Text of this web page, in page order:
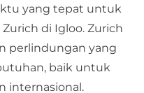
yang tepat untuk
di Igloo. Zurich
perlindungan yang
baik untuk
internasional.